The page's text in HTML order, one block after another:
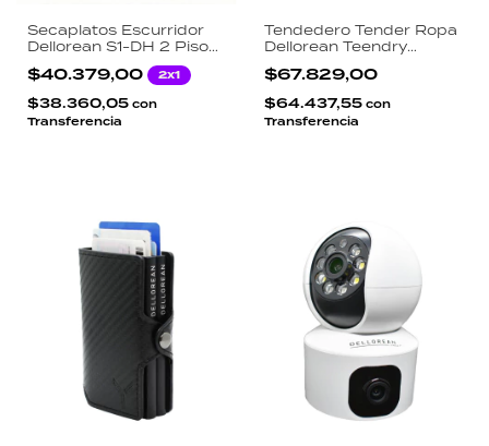
Secaplatos Escurridor
Dellorean S1-DH 2 Pisos
Acero CRS Capacidad
15 Platos Bandeja y
Cubiertero Negro
$40.379,00 2x1
$38.360,05 con
Transferencia
Tendedero Tender Ropa
Dellorean Teendry
Plegable 21m Secado
Acero y PP Reforzado
Extensible
$67.829,00
$64.437,55 con
Transferencia